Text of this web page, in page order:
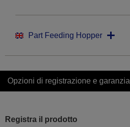
Part Feeding Hopper
Opzioni di registrazione e garanzia
Registra il prodotto